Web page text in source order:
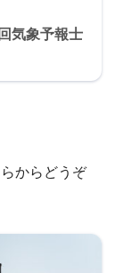
気象予報士
からどうぞ